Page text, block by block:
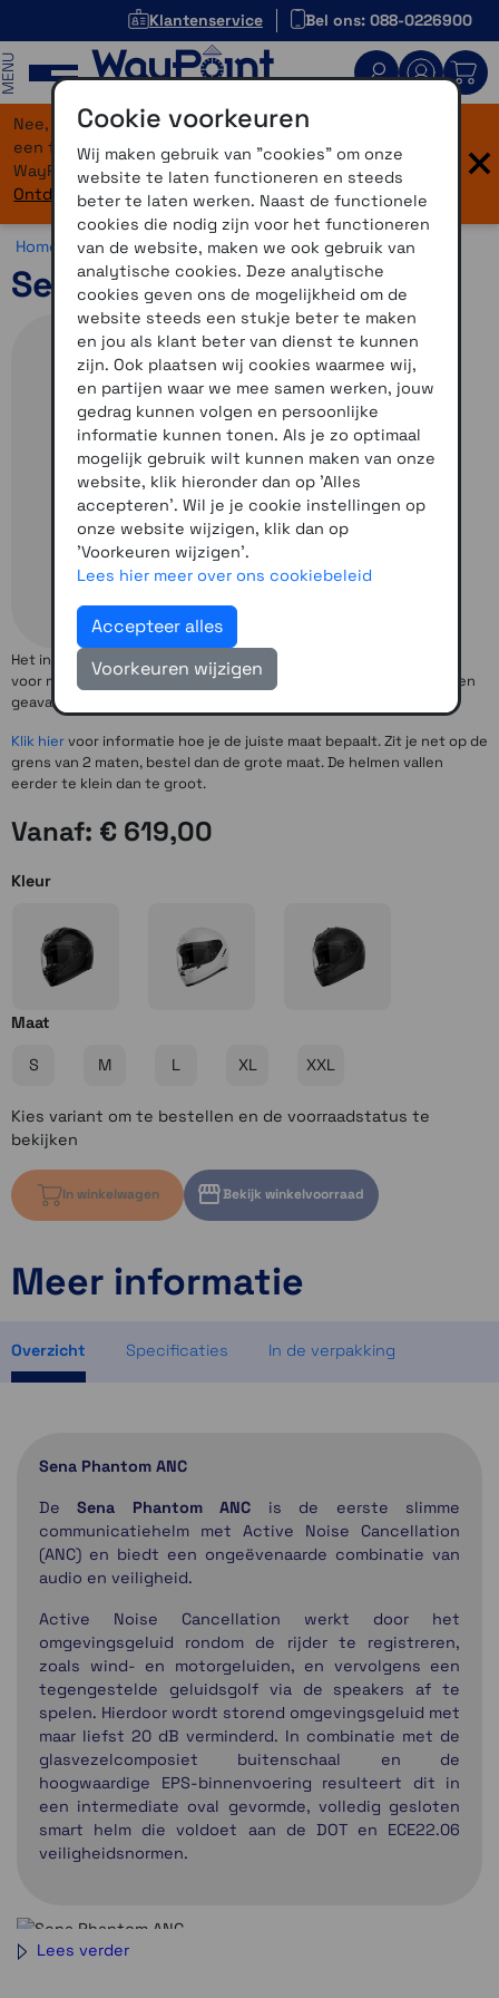
Klantenservice Bel ons: 088-0226900
Nee, je bent niet verdwaald! Onze website heeft
een flinke upgrade gekregen. Dezelfde vertrouwde
WayPoint-service, maar dan in een modern jasje.
Ontdek hier wat er allemaal nieuw is.
×
Home >Motor >Helmen >Sena motorhelmen
Sena Phantom ANC
Het in gebouwde Active Noise Cancellation (ANC) systeem zorgt
voor minder herrie in je helm. Daarnaast is de helm voorzien van een
geavanceerd MESH communicatiesysteem.
Klik hiervoor informatie hoe je de juiste maat bepaalt. Zit je net op de
grens van 2 maten, bestel dan de grote maat. De helmen vallen
eerder te klein dan te groot.
Vanaf: € 619,00
Kleur
Maat
S M L XL XXL
Kies variant om te bestellen en de voorraadstatus te
bekijken
In winkelwagen Bekijk winkelvoorraad
Kies variant om voorraad te bekijken
Kies variant om voorraad te bekijken
Meer informatie
Overzicht Specificaties In de verpakking
Sena Phantom ANC
DeSena Phantom ANC is de eerste slimme
communicatiehelm met Active Noise Cancellation
(ANC) en biedt een ongeëvenaarde combinatie van
audio en veiligheid.
Active Noise Cancellation werkt door het
omgevingsgeluid rondom de rijder te registreren,
zoals wind- en motorgeluiden, en vervolgens een
tegengestelde geluidsgolf via de speakers af te
spelen. Hierdoor wordt storend omgevingsgeluid met
maar liefst 20 dB verminderd. In combinatie met de
glasvezelcomposiet buitenschaal en de
hoogwaardige EPS-binnenvoering resulteert dit in
een intermediate oval gevormde, volledig gesloten
smart helm die voldoet aan de DOT en ECE22.06
veiligheidsnormen.
Lees verder
Cookie voorkeuren
Wij maken gebruik van "cookies" om onze
website te laten functioneren en steeds
beter te laten werken. Naast de functionele
cookies die nodig zijn voor het functioneren
van de website, maken we ook gebruik van
analytische cookies. Deze analytische
cookies geven ons de mogelijkheid om de
website steeds een stukje beter te maken
en jou als klant beter van dienst te kunnen
zijn. Ook plaatsen wij cookies waarmee wij,
en partijen waar we mee samen werken, jouw
gedrag kunnen volgen en persoonlijke
informatie kunnen tonen. Als je zo optimaal
mogelijk gebruik wilt kunnen maken van onze
website, klik hieronder dan op 'Alles
accepteren'. Wil je je cookie instellingen op
onze website wijzigen, klik dan op
'Voorkeuren wijzigen'.
Lees hier meer over ons cookiebeleid
Accepteer alles
Voorkeuren wijzigen